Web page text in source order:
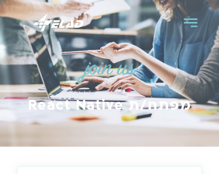
join us
מפתח/ת React Native